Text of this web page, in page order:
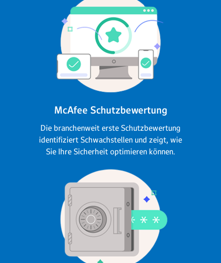
McAfee Schutzbewertung
Die branchenweit erste Schutzbewertung
identifiziert Schwachstellen und zeigt, wie
Sie Ihre Sicherheit optimieren können.